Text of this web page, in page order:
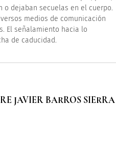
dejaban secuelas en el cuerpo.
medios de comunicación
El señalamiento hacia lo
de caducidad.
JAVIER BARROS SIERRA